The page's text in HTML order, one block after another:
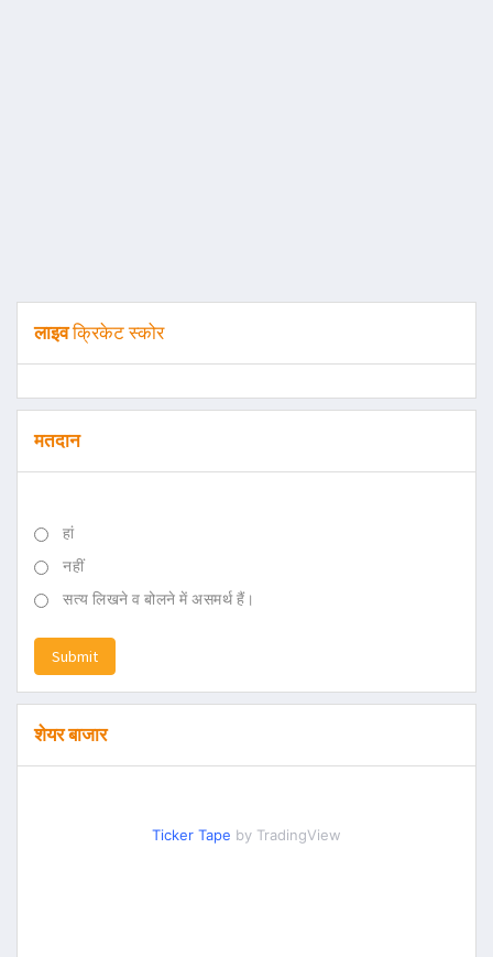
लाइवक्रिकेट स्कोर
मतदान
हां
नहीं
सत्य लिखने व बोलने में असमर्थ हैं।
Submit
शेयर बाजार
Ticker Tape by TradingView